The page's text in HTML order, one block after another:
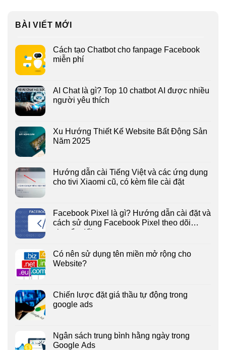
BÀI VIẾT MỚI
Cách tạo Chatbot cho fanpage Facebook
miễn phí
AI Chat là gì? Top 10 chatbot AI được nhiều
người yêu thích
Xu Hướng Thiết Kế Website Bất Động Sản
Năm 2025
Hướng dẫn cài Tiếng Việt và các ứng dụng
cho tivi Xiaomi cũ, có kèm file cài đặt
Facebook Pixel là gì? Hướng dẫn cài đặt và
cách sử dụng Facebook Pixel theo dõi
chuyển đổi
Có nên sử dụng tên miền mở rộng cho
Website?
Chiến lược đặt giá thầu tự động trong
google ads
Ngân sách trung bình hằng ngày trong
Google Ads